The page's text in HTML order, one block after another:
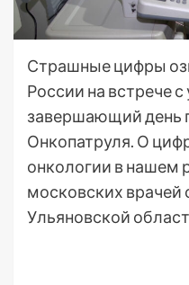
Страшные цифры
России на встрече
завершающий день
Онкопатруля. О
онкологии в нашем
московских врачей
Ульяновской